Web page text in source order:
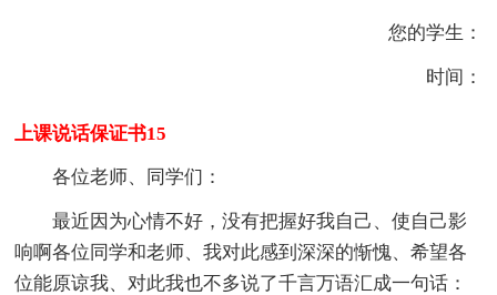
您的学生：
时间：
上课说话保证书15
各位老师、同学们：
最近因为心情不好，没有把握好我自己、使自己影
响啊各位同学和老师、我对此感到深深的惭愧、希望各
位能原谅我、对此我也不多说了千言万语汇成一句话：